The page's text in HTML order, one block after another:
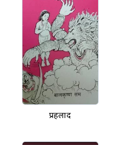
प्रहलाद